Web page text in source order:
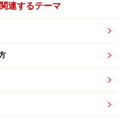
プメーカーです。この技術を
ズ用のモーターを手がけてい
部で有機ＥＬが採用されて
であることには変わりがあり
連するテーマ